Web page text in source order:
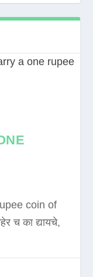
coin of
च का द्यायचे,